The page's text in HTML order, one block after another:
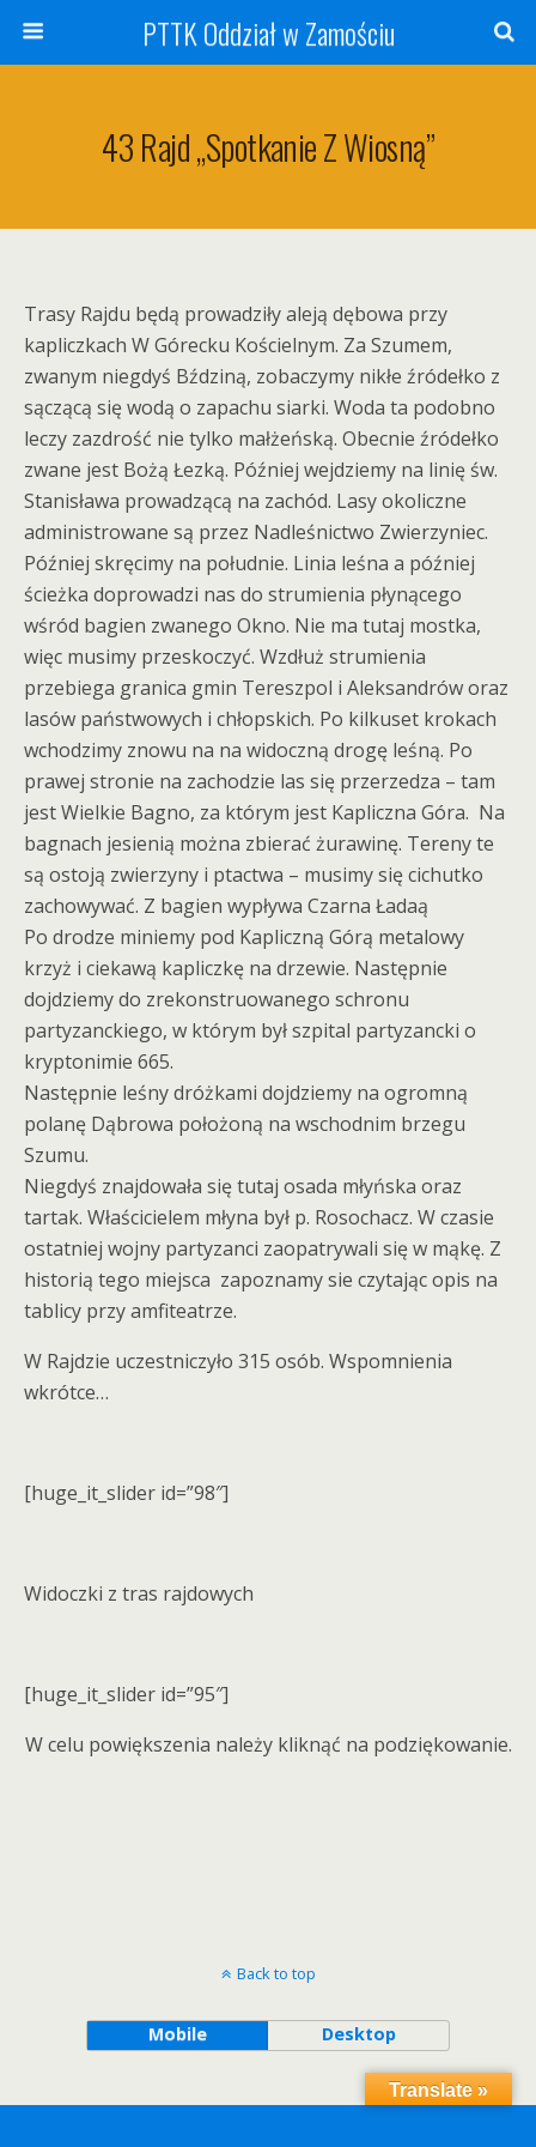
PTTK Oddział w Zamościu
43 Rajd „Spotkanie Z Wiosną”
Trasy Rajdu będą prowadziły aleją dębowa przy
kapliczkach W Górecku Kościelnym. Za Szumem,
zwanym niegdyś Bździną, zobaczymy nikłe źródełko z
sączącą się wodą o zapachu siarki. Woda ta podobno
leczy zazdrość nie tylko małżeńską. Obecnie źródełko
zwane jest Bożą Łezką. Później wejdziemy na linię św.
Stanisława prowadzącą na zachód. Lasy okoliczne
administrowane są przez Nadleśnictwo Zwierzyniec.
Później skręcimy na południe. Linia leśna a później
ścieżka doprowadzi nas do strumienia płynącego
wśród bagien zwanego Okno. Nie ma tutaj mostka,
więc musimy przeskoczyć. Wzdłuż strumienia
przebiega granica gmin Tereszpol i Aleksandrów oraz
lasów państwowych i chłopskich. Po kilkuset krokach
wchodzimy znowu na na widoczną drogę leśną. Po
prawej stronie na zachodzie las się przerzedza – tam
jest Wielkie Bagno, za którym jest Kapliczna Góra. Na
bagnach jesienią można zbierać żurawinę. Tereny te
są ostoją zwierzyny i ptactwa – musimy się cichutko
zachowywać. Z bagien wypływa Czarna Ładaą
Po drodze miniemy pod Kapliczną Górą metalowy
krzyż i ciekawą kapliczkę na drzewie. Następnie
dojdziemy do zrekonstruowanego schronu
partyzanckiego, w którym był szpital partyzancki o
kryptonimie 665.
Następnie leśny dróżkami dojdziemy na ogromną
polanę Dąbrowa położoną na wschodnim brzegu
Szumu.
Niegdyś znajdowała się tutaj osada młyńska oraz
tartak. Właścicielem młyna był p. Rosochacz. W czasie
ostatniej wojny partyzanci zaopatrywali się w mąkę. Z
historią tego miejsca zapoznamy sie czytając opis na
tablicy przy amfiteatrze.
W Rajdzie uczestniczyło 315 osób. Wspomnienia
wkrótce…
[huge_it_slider id=”98″]
Widoczki z tras rajdowych
[huge_it_slider id=”95″]
W celu powiększenia należy kliknąć na podziękowanie.
Back to top
Mobile Desktop
Translate »